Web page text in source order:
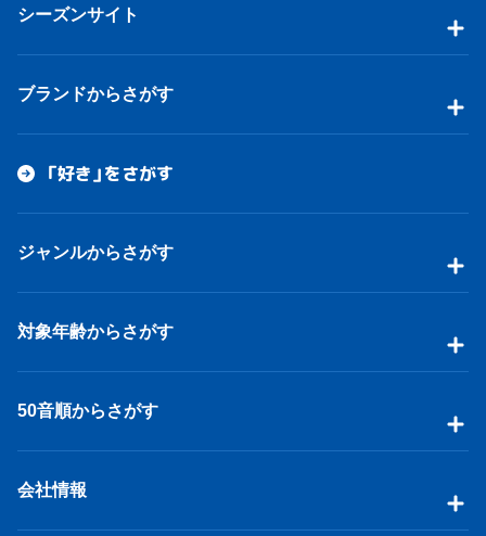
シーズンサイト
ブランドからさがす
「好き」をさがす
ジャンルからさがす
対象年齢からさがす
50音順からさがす
会社情報